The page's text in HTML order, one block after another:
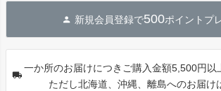
新規会員登録で500ポイントプ
一か所のお届けにつきご購入金額5,500円以
ただし北海道、沖縄、離島へのお届け